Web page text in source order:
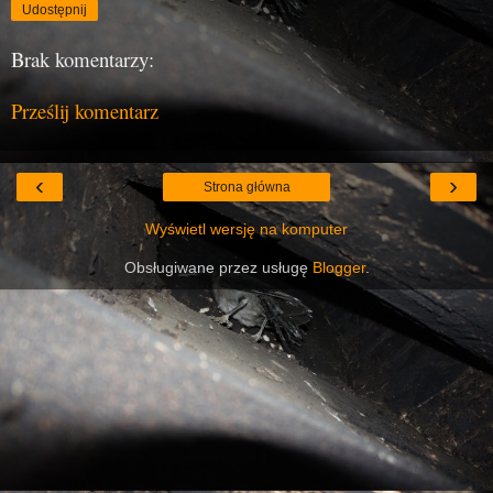
Udostępnij
Brak komentarzy:
Prześlij komentarz
‹ ›
Strona główna
Wyświetl wersję na komputer
Obsługiwane przez usługę Blogger.